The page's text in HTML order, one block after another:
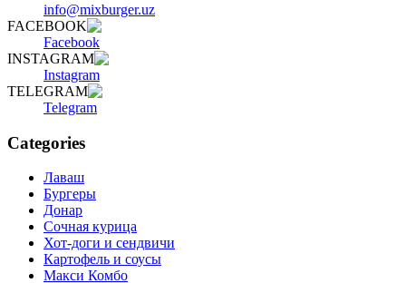
info@mixburger.uz
FACEBOOK
Facebook
INSTAGRAM
Instagram
TELEGRAM
Telegram
Categories
Лаваш
Бургеры
Донар
Сочная курица
Хот-доги и сендвичи
Картофель и соусы
Макси Комбо